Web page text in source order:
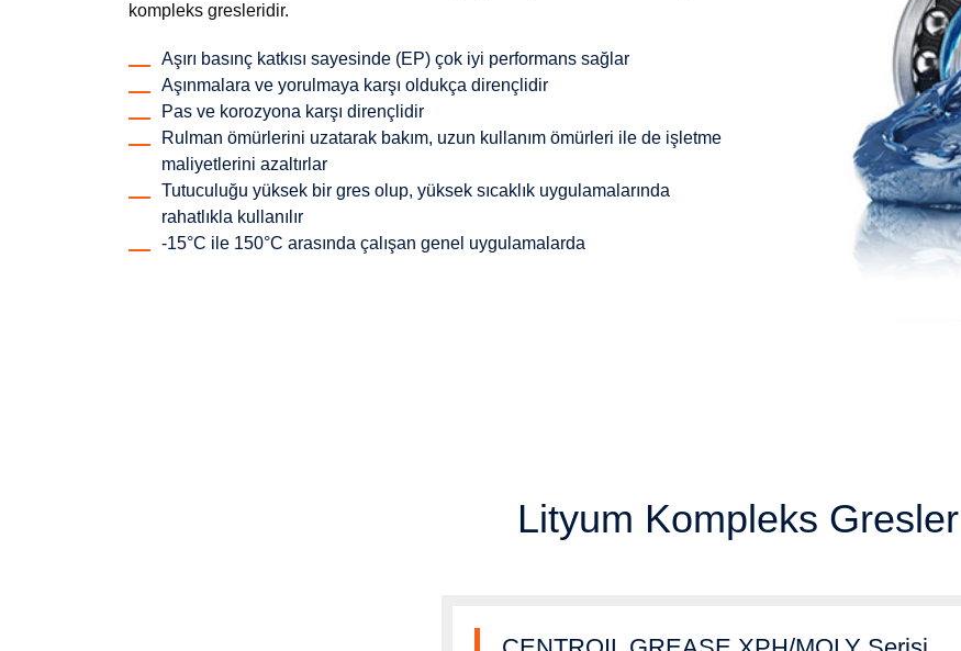
kompleks gresleridir.
Aşırı basınç katkısı sayesinde (EP) çok iyi performans sağlar
Aşınmalara ve yorulmaya karşı oldukça dirençlidir
Pas ve korozyona karşı dirençlidir
Rulman ömürlerini uzatarak bakım, uzun kullanım ömürleri ile de işletme
maliyetlerini azaltırlar
Tutuculuğu yüksek bir gres olup, yüksek sıcaklık uygulamalarında
rahatlıkla kullanılır
-15°C ile 150°C arasında çalışan genel uygulamalarda
Lityum Kompleks Gresler